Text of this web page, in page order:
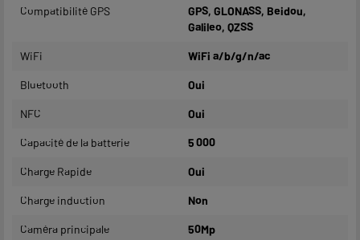
Compatibilité GPS
GPS, GLONASS, Beidou,
Galileo, QZSS
WiFi WiFi a/b/g/n/ac
Bluetooth Oui
NFC Oui
Capacité de la batterie 5 000
Charge Rapide Oui
Charge induction Non
Caméra principale 50Mp